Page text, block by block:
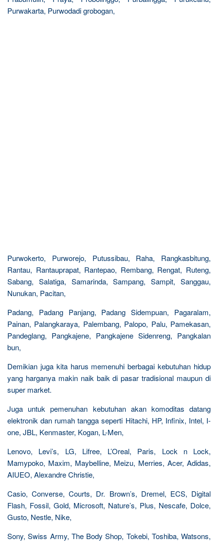
Purwakarta, Purwodadi grobogan,
Purwokerto, Purworejo, Putussibau, Raha, Rangkasbitung,
Rantau, Rantauprapat, Rantepao, Rembang, Rengat, Ruteng,
Sabang, Salatiga, Samarinda, Sampang, Sampit, Sanggau,
Nunukan, Pacitan,
Padang, Padang Panjang, Padang Sidempuan, Pagaralam,
Painan, Palangkaraya, Palembang, Palopo, Palu, Pamekasan,
Pandeglang, Pangkajene, Pangkajene Sidenreng, Pangkalan
bun,
Demikian juga kita harus memenuhi berbagai kebutuhan hidup
yang harganya makin naik baik di pasar tradisional maupun di
super market.
Juga untuk pemenuhan kebutuhan akan komoditas datang
elektronik dan rumah tangga seperti Hitachi, HP, Infinix, Intel, I-
one, JBL, Kenmaster, Kogan, L-Men,
Lenovo, Levi’s, LG, Lifree, L’Oreal, Paris, Lock n Lock,
Mamypoko, Maxim, Maybelline, Meizu, Merries, Acer, Adidas,
AIUEO, Alexandre Christie,
Casio, Converse, Courts, Dr. Brown’s, Dremel, ECS, Digital
Flash, Fossil, Gold, Microsoft, Nature’s, Plus, Nescafe, Dolce,
Gusto, Nestle, Nike,
Sony, Swiss Army, The Body Shop, Tokebi, Toshiba, Watsons,